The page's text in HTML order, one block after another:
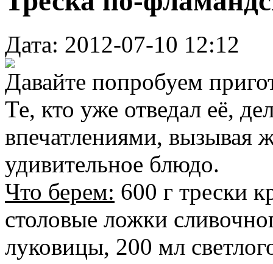
Дата: 2012-07-10 12:12
Давайте попробуем
Те, кто уже отведал её,
впечатлениями, вызывая
удивительное блюдо.
Что берем: 600 г трески
столовые ложки
луковицы, 200 мл